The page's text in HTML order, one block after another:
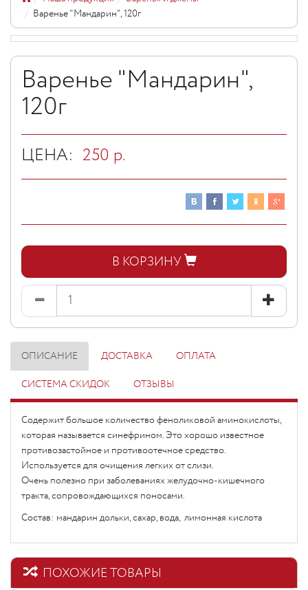
Варенье "Мандарин", 120г
Варенье "Мандарин",
120г
ЦЕНА: 250 р.
В КОРЗИНУ
ОПИСАНИЕ ДОСТАВКА ОПЛАТА
СИСТЕМА СКИДОК ОТЗЫВЫ
Содержит большое количество феноликовой аминокислоты,
которая называется синефрином. Это хорошо известное
противозастойное и противоотечное средство.
Используется для очищения легких от слизи.
Очень полезно при заболеваниях желудочно-кишечного
тракта, сопровождающихся поносами.
Состав: мандарин дольки, сахар, вода, лимонная кислота
ПОХОЖИЕ ТОВАРЫ